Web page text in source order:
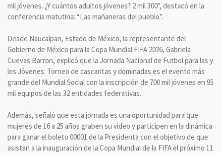
mil jóvenes. ¿Y cuántos adultos jóvenes? 2 mil 300”, destacó en la
conferencia matutina: “Las mañaneras del pueblo”.
Desde Naucalpan, Estado de México, la representante del
Gobierno de México para la Copa Mundial FIFA 2026, Gabriela
Cuevas Barron, explicó que la Jornada Nacional de Futbol para las y
los Jóvenes: Torneo de cascaritas y dominadas es el evento más
grande del Mundial Social con la inscripción de 700 mil jóvenes en 95
mil equipos de las 32 entidades federativas.
Además, señaló que esta jornada es una oportunidad para que
mujeres de 16 a 25 años graben su video y participen en la dinámica
para ganar el boleto 00001 de la Presidenta con el objetivo de que
asistan a la inauguración de la Copa Mundial de la FIFA el próximo 11